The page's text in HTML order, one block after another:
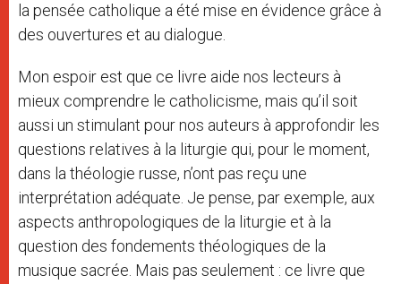
la pensée catholique a été mise en évidence grâce à
des ouvertures et au dialogue.
Mon espoir est que ce livre aide nos lecteurs à
mieux comprendre le catholicisme, mais qu’il soit
aussi un stimulant pour nos auteurs à approfondir les
questions relatives à la liturgie qui, pour le moment,
dans la théologie russe, n’ont pas reçu une
interprétation adéquate. Je pense, par exemple, aux
aspects anthropologiques de la liturgie et à la
question des fondements théologiques de la
musique sacrée. Mais pas seulement : ce livre que